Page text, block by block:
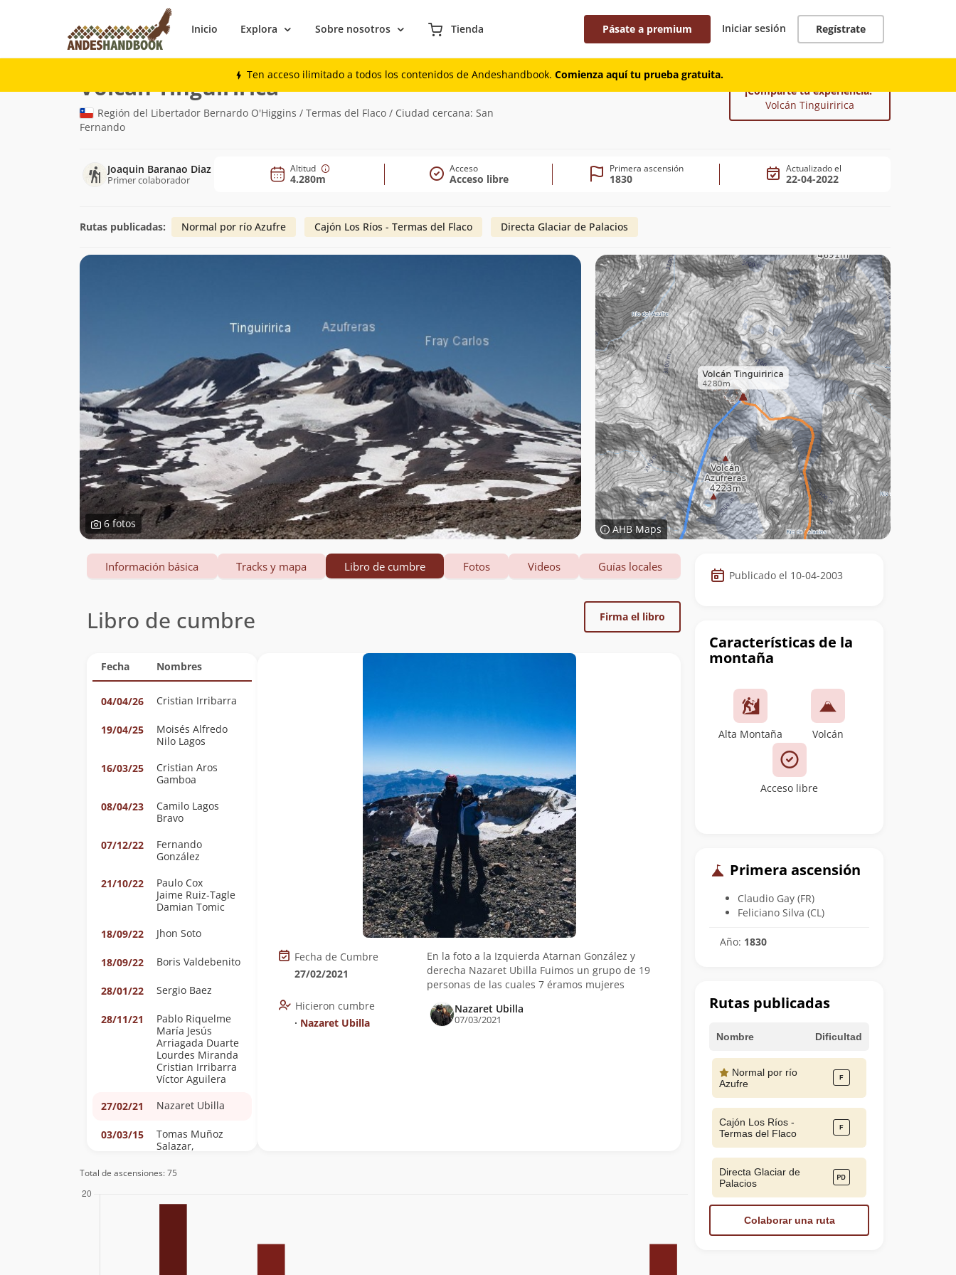
Inicio Explora Sobre nosotros Tienda Pásate a premium Iniciar sesión Regístrate
Ten acceso ilimitado a todos los contenidos de Andeshandbook. Comienza aquí tu prueba gratuita.
Montaña
Volcán Tinguiririca(4.280m)
Región del Libertador Bernardo O'Higgins / Termas del Flaco / Ciudad cercana: San
Fernando
¡Comparte tu experiencia!
Volcán Tinguiririca
Joaquin Baranao Diaz
Primer colaborador
Altitud
4.280m
Acceso
Acceso libre
Primera ascensión
1830
Actualizado el
22-04-2022
Rutas publicadas: Normal por río Azufre Cajón Los Ríos - Termas del Flaco Directa Glaciar de Palacios
6 fotos AHB Maps
Datos
de
cumbre
Publicado el 10-04-2003
Características de la
montaña
Alta Montaña Volcán
Acceso libre
Primera ascensión
Claudio Gay (FR)
Feliciano Silva (CL)
Año: 1830
Rutas publicadas
Nombre Dificultad
Normal por río
Azufre
Cajón Los Ríos -
Termas del Flaco
Directa Glaciar de
Palacios
Colaborar una ruta
Información básica Tracks y mapa Libro de cumbre Fotos Videos Guías locales
Libro de cumbre Firma el libro
Fecha Nombres
04/04/26 Cristian Irribarra
19/04/25
Moisés Alfredo
Nilo Lagos
16/03/25
Cristian Aros
Gamboa
08/04/23
Camilo Lagos
Bravo
07/12/22
Fernando
González
21/10/22
Paulo Cox
Jaime Ruiz-Tagle
Damian Tomic
18/09/22
Jhon Soto
18/09/22 Boris Valdebenito
28/01/22 Sergio Baez
28/11/21
Pablo Riquelme
María Jesús
Arriagada Duarte
Lourdes Miranda
Cristian Irribarra
Víctor Aguilera
27/02/21
Nazaret Ubilla
03/03/15
Tomas Muñoz
Salazar,
Escalona Quiero
Fecha de Cumbre
27/02/2021
Hicieron cumbre
∙ Nazaret Ubilla
En la foto a la Izquierda Atarnan González y
derecha Nazaret Ubilla Fuimos un grupo de 19
personas de las cuales 7 éramos mujeres
Nazaret Ubilla
07/03/2021
Total de ascensiones: 75